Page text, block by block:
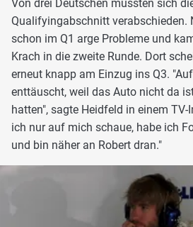
Von drei Deutschen mussten sich
Qualifyingabschnitt verabschieden.
schon im Q1 arge Probleme und
Krach in die zweite Runde. Dort
erneut knapp am Einzug ins Q3.
enttäuscht, weil das Auto nicht da
hatten", sagte Heidfeld in einem TV-
ich nur auf mich schaue, habe ich
und bin näher an Robert dran."